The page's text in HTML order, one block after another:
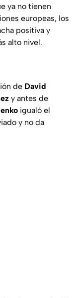
ya no tienen
europeas, los
positiva y
alto nivel.
de David
y antes de
igualó el
y no da